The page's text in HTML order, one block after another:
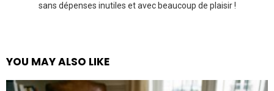
sans dépenses inutiles et avec beaucoup de plaisir !
YOU MAY ALSO LIKE